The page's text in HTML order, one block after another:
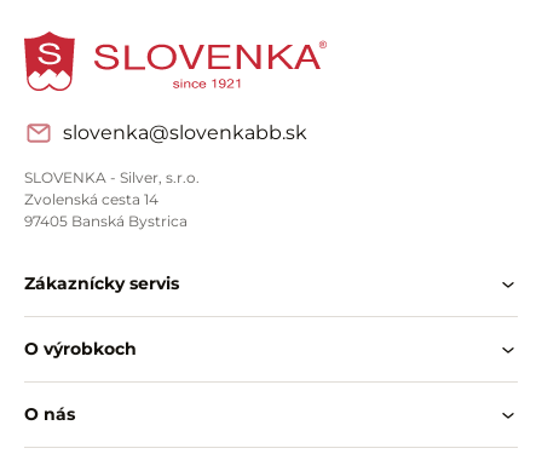
slovenka@slovenkabb.sk
SLOVENKA - Silver, s.r.o.
Zvolenská cesta 14
97405 Banská Bystrica
Zákaznícky servis
O výrobkoch
O nás